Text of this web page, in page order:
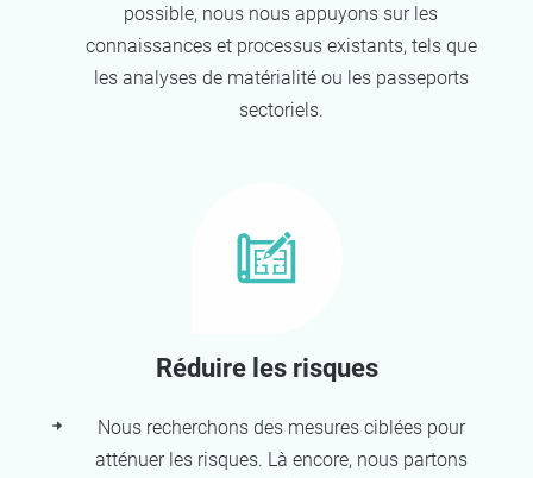
possible, nous nous appuyons sur les
connaissances et processus existants, tels que
les analyses de matérialité ou les passeports
sectoriels.
Réduire les risques
Nous recherchons des mesures ciblées pour
atténuer les risques. Là encore, nous partons